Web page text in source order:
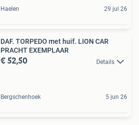
Haelen 29 jul 26
DAF. TORPEDO met huif. LION CAR
PRACHT EXEMPLAAR
€ 52,50 Details
Bergschenhoek 5 jun 26